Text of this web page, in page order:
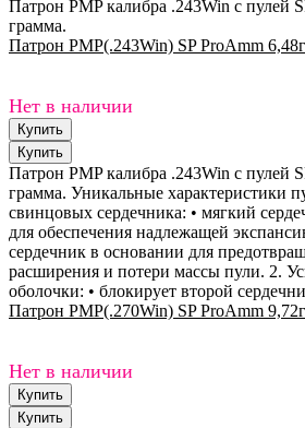
Патрон PMP калибра .243Win с пулей
грамма.
Патрон PMP(.243Win) SP ProAmm
Нет в наличии
Патрон PMP калибра .243Win с пулей
грамма. Уникальные характеристики
свинцовых сердечника: • мягкий
для обеспечения надлежащей
сердечник в основании для
расширения и потери массы пули. 2.
оболочки: • блокирует второй
Патрон PMP(.270Win) SP ProAmm
Нет в наличии